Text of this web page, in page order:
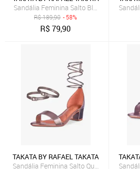
Sandália Feminina Salto Bloco Grosso
R$189,90 - 58%
R$79,90
TAKATA BY RAFAEL TAKATA
Sandália Feminina Salto Quadrado